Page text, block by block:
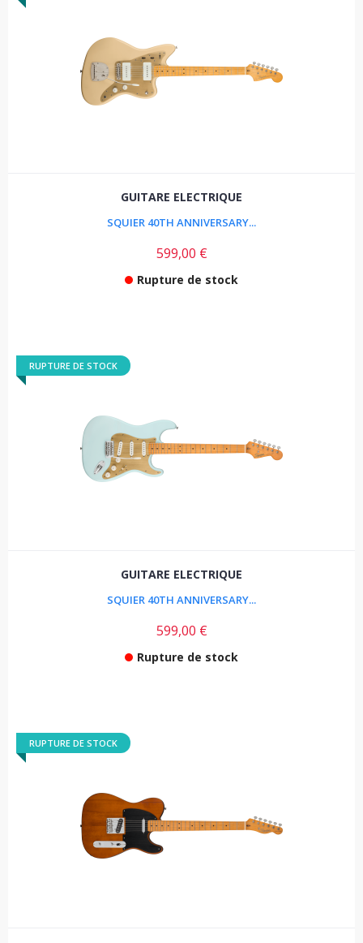
GUITARE ELECTRIQUE
SQUIER 40TH ANNIVERSARY...
599,00 €
Rupture de stock
RUPTURE DE STOCK
GUITARE ELECTRIQUE
SQUIER 40TH ANNIVERSARY...
599,00 €
Rupture de stock
RUPTURE DE STOCK